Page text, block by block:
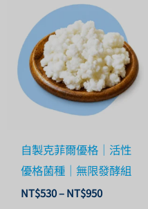
自製克菲爾優格｜活性
優格菌種｜無限發酵組
NT$530– NT$950
格
圍：
NT$530
到
NT$950